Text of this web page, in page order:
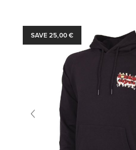
SAVE 25,00 €